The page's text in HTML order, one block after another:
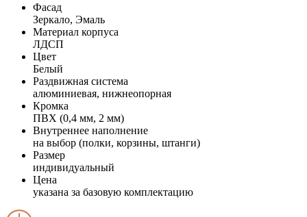
Фасад
Зеркало, Эмаль
Материал корпуса
ЛДСП
Цвет
Белый
Раздвижная система
алюминиевая, нижнеопорная
Кромка
ПВХ (0,4 мм, 2 мм)
Внутреннее наполнение
на выбор (полки, корзины, штанги)
Размер
индивидуальный
Цена
указана за базовую комплектацию